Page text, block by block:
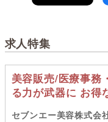
求人特集
美容販売/医療事務
る力が武器に お得
セブンエー美容株式会